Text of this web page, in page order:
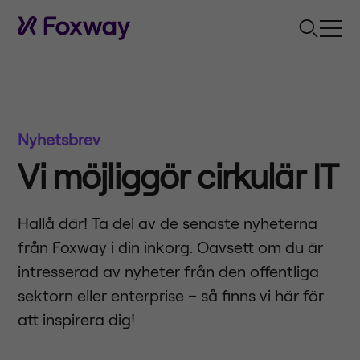
Nyhetsbrev
Vi möjliggör cirkulär IT
Hallå där! Ta del av de senaste nyheterna
från Foxway i din inkorg. Oavsett om du är
intresserad av nyheter från den offentliga
sektorn eller enterprise – så finns vi här för
att inspirera dig!